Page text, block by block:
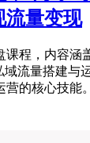
流量变现
课程，内容涵
流量搭建与
营的核心技能